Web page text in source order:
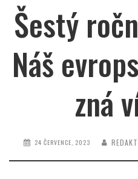
Šestý
Náš
zná
24 ČERVENCE, 2023